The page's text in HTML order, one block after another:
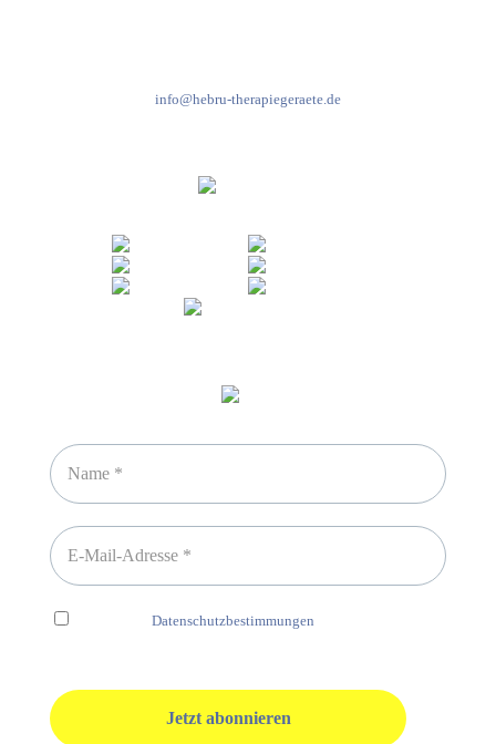
info@hebru-therapiegeraete.de
Datenschutzbestimmungen